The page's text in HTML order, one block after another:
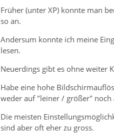
Früher (unter XP) konnte man
so an.
Andersum konnte ich meine
lesen.
Neuerdings gibt es ohne weiter
Habe eine hohe
weder auf "leiner / größer" noch
Die meisten
sind aber oft eher zu gross.